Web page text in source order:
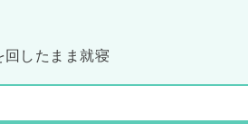
たまま就寝